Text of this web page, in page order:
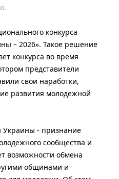
конкурса
– 2026». Такое решение
конкурса во время
представители
свои наработки,
развития молодежной
Украины - признание
сообщества и
возможности обмена
общинами и